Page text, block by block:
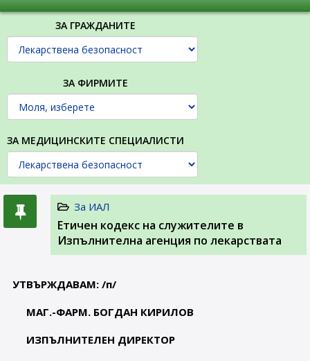
ЗА ГРАЖДАНИТЕ
ЗА ФИРМИТЕ
ЗА МЕДИЦИНСКИТЕ СПЕЦИАЛИСТИ
За ИАЛ
Етичен кодекс на служителите в
Изпълнителна агенция по лекарствата
УТВЪРЖДАВАМ: /п/
МАГ.-ФАРМ. БОГДАН КИРИЛОВ
ИЗПЪЛНИТЕЛЕН ДИРЕКТОР